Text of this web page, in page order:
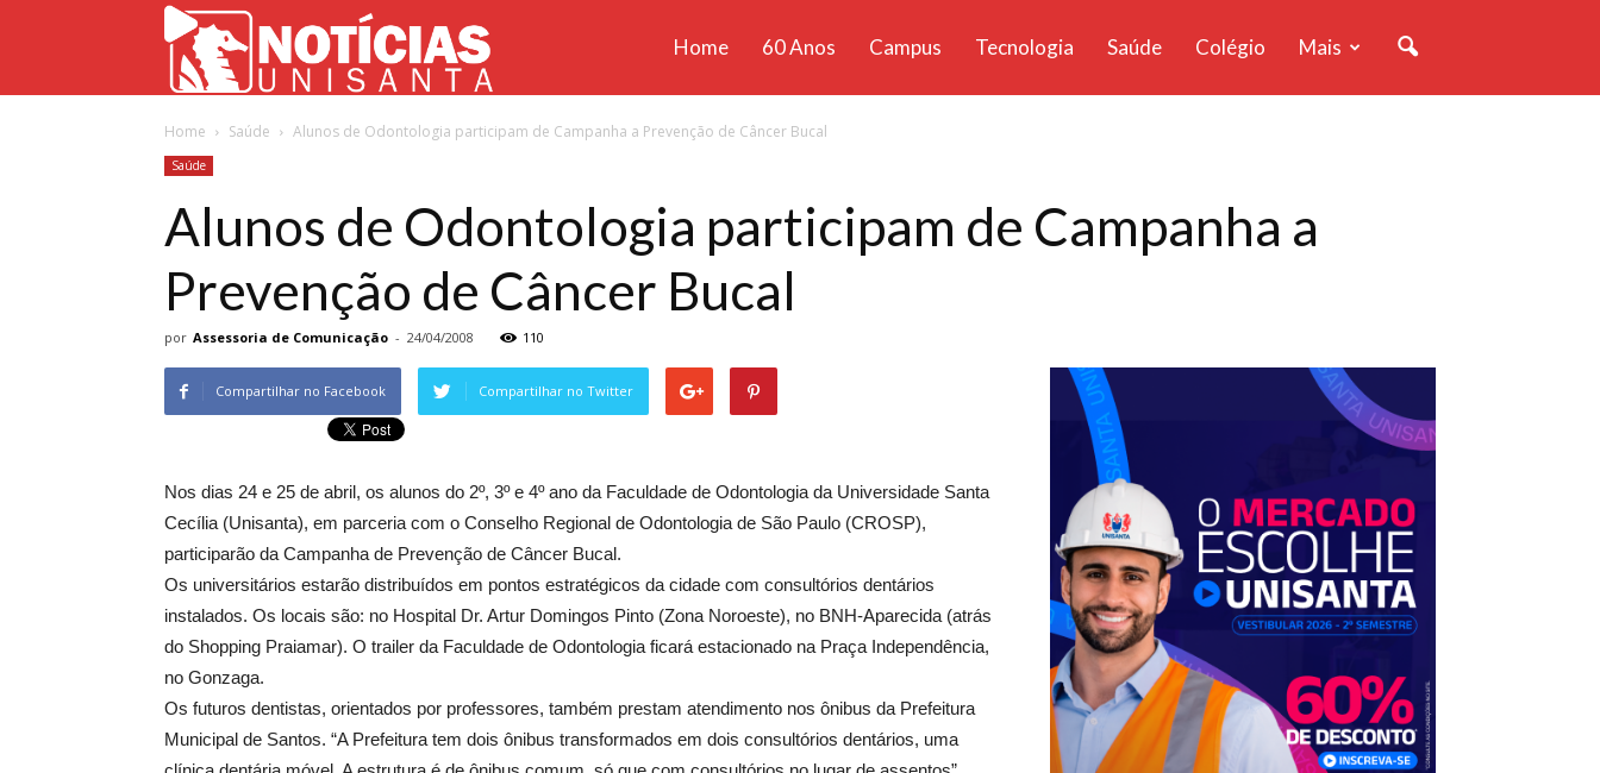
Unisanta
Home 60 Anos Campus Tecnologia Saúde Colégio Mais
Home Saúde Alunos de Odontologia participam de Campanha a Prevenção de Câncer Bucal
Saúde
Alunos de Odontologia participam de Campanha a
Prevenção de Câncer Bucal
por Assessoria de Comunicação - 24/04/2008 110
Compartilhar no Facebook Compartilhar no Twitter
Nos dias 24 e 25 de abril, os alunos do 2º, 3º e 4º ano da Faculdade de Odontologia da Universidade Santa
Cecília (Unisanta), em parceria com o Conselho Regional de Odontologia de São Paulo (CROSP),
participarão da Campanha de Prevenção de Câncer Bucal.
Os universitários estarão distribuídos em pontos estratégicos da cidade com consultórios dentários
instalados. Os locais são: no Hospital Dr. Artur Domingos Pinto (Zona Noroeste), no BNH-Aparecida (atrás
do Shopping Praiamar). O trailer da Faculdade de Odontologia ficará estacionado na Praça Independência,
no Gonzaga.
Os futuros dentistas, orientados por professores, também prestam atendimento nos ônibus da Prefeitura
Municipal de Santos. “A Prefeitura tem dois ônibus transformados em dois consultórios dentários, uma